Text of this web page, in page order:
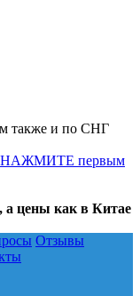
также и по СНГ
НАЖМИТЕ первым
а цены как в Китае
Отзывы